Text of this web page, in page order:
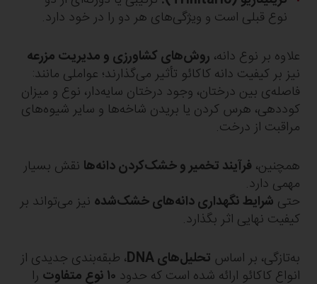
نوع قبلی است و ویژگی‌های هر دو را در خود دارد.
علاوه بر نوع دانه، روش‌های کشاورزی و مدیریت مزرعه
نیز بر کیفیت دانه کاکائو تأثیر می‌گذارند؛ عواملی مانند:
فاصله‌ی بین درختان، وجود درختان سایه‌دار، نوع و میزان
کوددهی، هرس کردن یا بریدن شاخه‌ها و سایر شیوه‌های
مراقبت از درخت.
همچنین، فرآیند تخمیر و خشک‌کردن دانه‌ها نقش بسیار
مهمی دارد.
حتی شرایط نگهداری دانه‌های خشک‌شده نیز می‌تواند بر
کیفیت نهایی اثر بگذارد.
به‌تازگی، بر اساس تحلیل‌های DNA
، طبقه‌بندی جدیدی از
انواع کاکائو ارائه شده است که حدود ۱۰ نوع متفاوت
را